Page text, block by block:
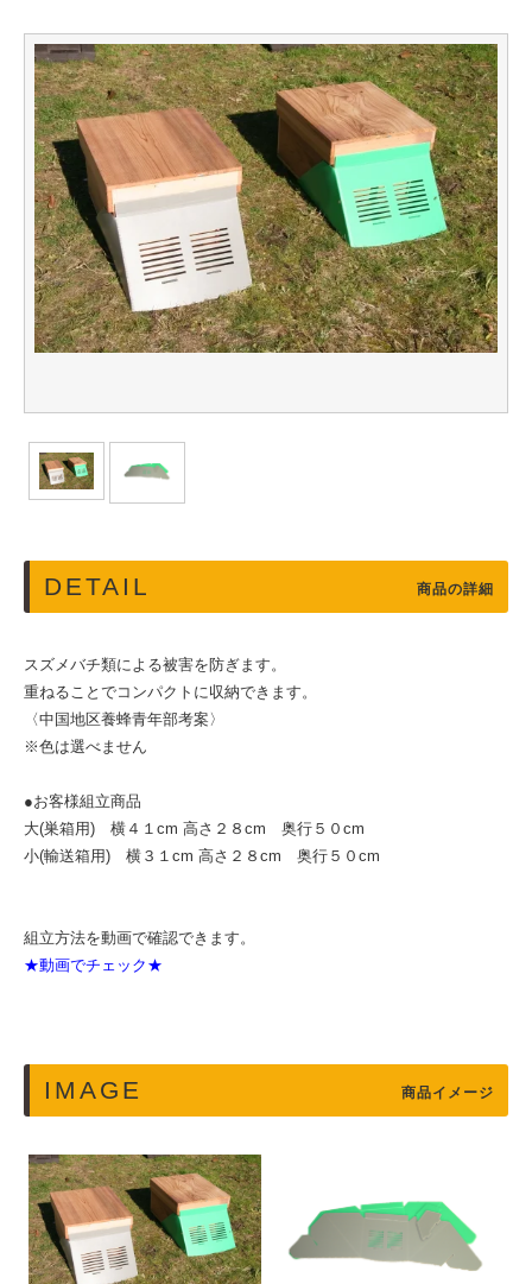
DETAIL 商品の詳細
スズメバチ類による被害を防ぎます。
重ねることでコンパクトに収納できます。
〈中国地区養蜂青年部考案〉
※色は選べません
●お客様組立商品
大(巣箱用) 横４１cm 高さ２８cm 奥行５０cm
小(輸送箱用) 横３１cm 高さ２８cm 奥行５０cm
組立方法を動画で確認できます。
★動画でチェック★
IMAGE 商品イメージ